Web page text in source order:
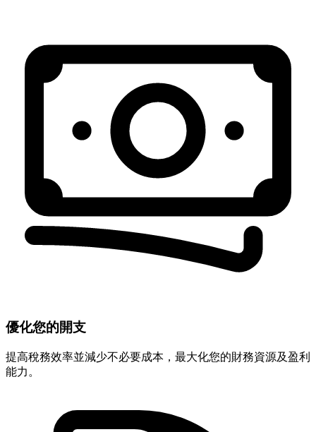
優化您的開支
提高稅務效率並減少不必要成本，最大化您的財務資源及盈利
能力。